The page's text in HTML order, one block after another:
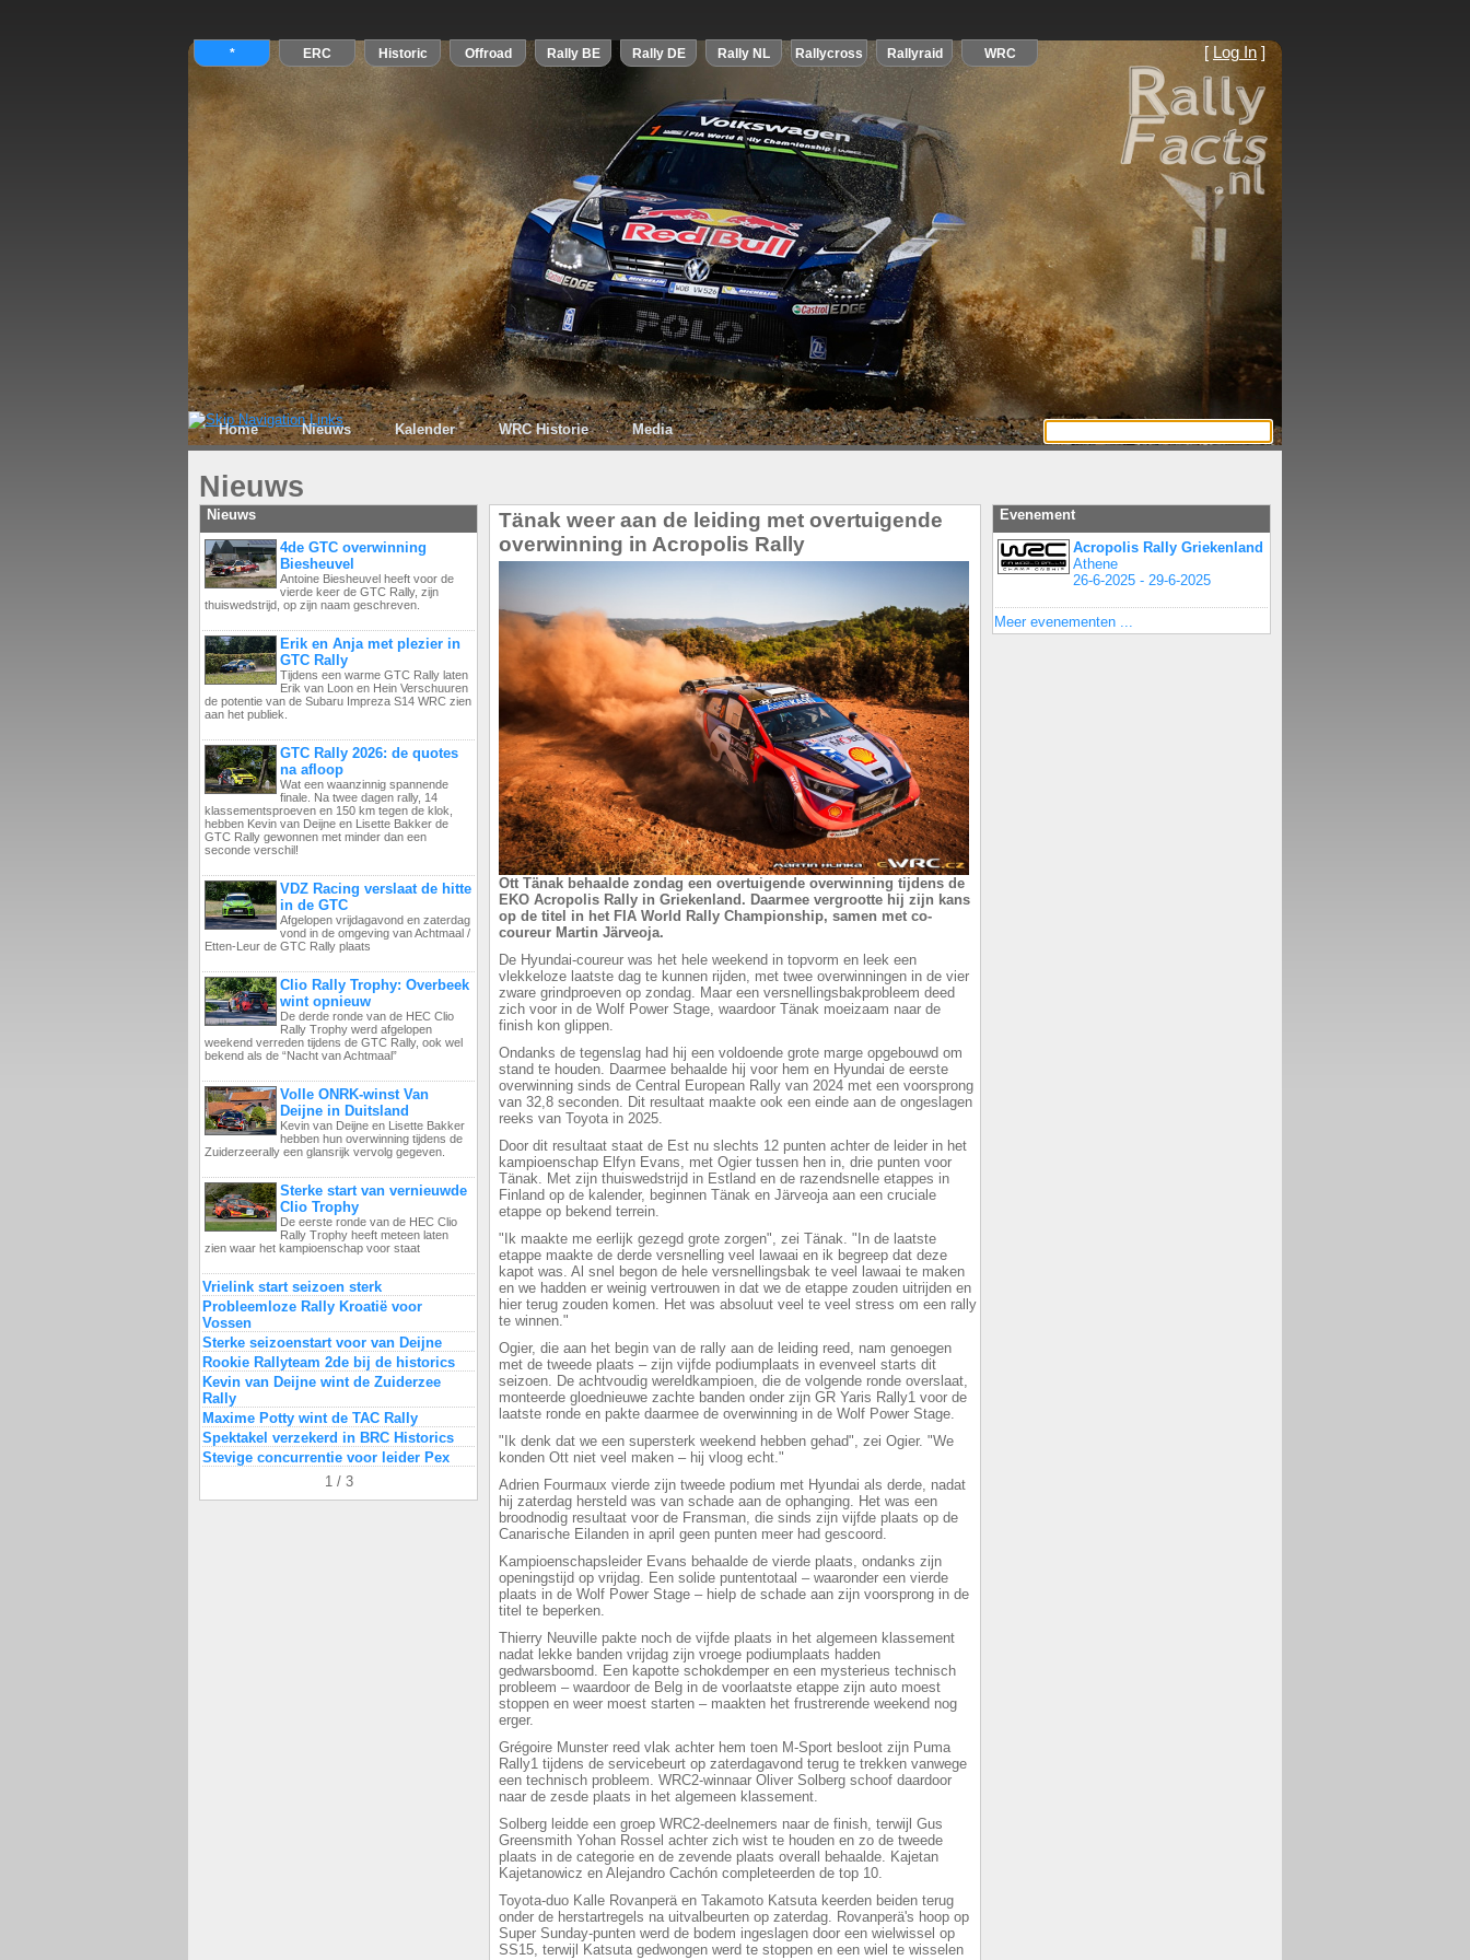
[ Log In]
Home Nieuws Kalender WRC Historie Media
Nieuws
Nieuws
4de GTC overwinning
Biesheuvel
Antoine Biesheuvel heeft voor de
vierde keer de GTC Rally, zijn
thuiswedstrijd, op zijn naam geschreven.
Erik en Anja met plezier in
GTC Rally
Tijdens een warme GTC Rally laten
Erik van Loon en Hein Verschuuren
de potentie van de Subaru Impreza S14 WRC zien
aan het publiek.
GTC Rally 2026: de quotes
na afloop
Wat een waanzinnig spannende
finale. Na twee dagen rally, 14
klassementsproeven en 150 km tegen de klok,
hebben Kevin van Deijne en Lisette Bakker de
GTC Rally gewonnen met minder dan een
seconde verschil!
VDZ Racing verslaat de hitte
in de GTC
Afgelopen vrijdagavond en zaterdag
vond in de omgeving van Achtmaal /
Etten-Leur de GTC Rally plaats
Clio Rally Trophy: Overbeek
wint opnieuw
De derde ronde van de HEC Clio
Rally Trophy werd afgelopen
weekend verreden tijdens de GTC Rally, ook wel
bekend als de “Nacht van Achtmaal”
Volle ONRK-winst Van
Deijne in Duitsland
Kevin van Deijne en Lisette Bakker
hebben hun overwinning tijdens de
Zuiderzeerally een glansrijk vervolg gegeven.
Sterke start van vernieuwde
Clio Trophy
De eerste ronde van de HEC Clio
Rally Trophy heeft meteen laten
zien waar het kampioenschap voor staat
Vrielink start seizoen sterk
Probleemloze Rally Kroatië voor
Vossen
Sterke seizoenstart voor van Deijne
Rookie Rallyteam 2de bij de historics
Kevin van Deijne wint de Zuiderzee
Rally
Maxime Potty wint de TAC Rally
Spektakel verzekerd in BRC Historics
Stevige concurrentie voor leider Pex
1 / 3
Tänak weer aan de leiding met overtuigende
overwinning in Acropolis Rally
Ott Tänak behaalde zondag een overtuigende overwinning tijdens de
EKO Acropolis Rally in Griekenland. Daarmee vergrootte hij zijn kans
op de titel in het FIA World Rally Championship, samen met co-
coureur Martin Järveoja.
De Hyundai-coureur was het hele weekend in topvorm en leek een
vlekkeloze laatste dag te kunnen rijden, met twee overwinningen in de vier
zware grindproeven op zondag. Maar een versnellingsbakprobleem deed
zich voor in de Wolf Power Stage, waardoor Tänak moeizaam naar de
finish kon glippen.
Ondanks de tegenslag had hij een voldoende grote marge opgebouwd om
stand te houden. Daarmee behaalde hij voor hem en Hyundai de eerste
overwinning sinds de Central European Rally van 2024 met een voorsprong
van 32,8 seconden. Dit resultaat maakte ook een einde aan de ongeslagen
reeks van Toyota in 2025.
Door dit resultaat staat de Est nu slechts 12 punten achter de leider in het
kampioenschap Elfyn Evans, met Ogier tussen hen in, drie punten voor
Tänak. Met zijn thuiswedstrijd in Estland en de razendsnelle etappes in
Finland op de kalender, beginnen Tänak en Järveoja aan een cruciale
etappe op bekend terrein.
"Ik maakte me eerlijk gezegd grote zorgen", zei Tänak. "In de laatste
etappe maakte de derde versnelling veel lawaai en ik begreep dat deze
kapot was. Al snel begon de hele versnellingsbak te veel lawaai te maken
en we hadden er weinig vertrouwen in dat we de etappe zouden uitrijden en
hier terug zouden komen. Het was absoluut veel te veel stress om een ​​rally
te winnen."
Ogier, die aan het begin van de rally aan de leiding reed, nam genoegen
met de tweede plaats – zijn vijfde podiumplaats in evenveel starts dit
seizoen. De achtvoudig wereldkampioen, die de volgende ronde overslaat,
monteerde gloednieuwe zachte banden onder zijn GR Yaris Rally1 voor de
laatste ronde en pakte daarmee de overwinning in de Wolf Power Stage.
"Ik denk dat we een supersterk weekend hebben gehad", zei Ogier. "We
konden Ott niet veel maken – hij vloog echt."
Adrien Fourmaux vierde zijn tweede podium met Hyundai als derde, nadat
hij zaterdag hersteld was van schade aan de ophanging. Het was een
broodnodig resultaat voor de Fransman, die sinds zijn vijfde plaats op de
Canarische Eilanden in april geen punten meer had gescoord.
Kampioenschapsleider Evans behaalde de vierde plaats, ondanks zijn
openingstijd op vrijdag. Een solide puntentotaal – waaronder een vierde
plaats in de Wolf Power Stage – hielp de schade aan zijn voorsprong in de
titel te beperken.
Thierry Neuville pakte noch de vijfde plaats in het algemeen klassement
nadat lekke banden vrijdag zijn vroege podiumplaats hadden
gedwarsboomd. Een kapotte schokdemper en een mysterieus technisch
probleem – waardoor de Belg in de voorlaatste etappe zijn auto moest
stoppen en weer moest starten – maakten het frustrerende weekend nog
erger.
Grégoire Munster reed vlak achter hem toen M-Sport besloot zijn Puma
Rally1 tijdens de servicebeurt op zaterdagavond terug te trekken vanwege
een technisch probleem. WRC2-winnaar Oliver Solberg schoof daardoor
naar de zesde plaats in het algemeen klassement.
Solberg leidde een groep WRC2-deelnemers naar de finish, terwijl Gus
Greensmith Yohan Rossel achter zich wist te houden en zo de tweede
plaats in de categorie en de zevende plaats overall behaalde. Kajetan
Kajetanowicz en Alejandro Cachón completeerden de top 10.
Toyota-duo Kalle Rovanperä en Takamoto Katsuta keerden beiden terug
onder de herstartregels na uitvalbeurten op zaterdag. Rovanperä's hoop op
Super Sunday-punten werd de bodem ingeslagen door een wielwissel op
SS15, terwijl Katsuta gedwongen werd te stoppen en een wiel te wisselen
Evenement
Acropolis Rally Griekenland
Athene
26-6-2025 - 29-6-2025
Meer evenementen ...